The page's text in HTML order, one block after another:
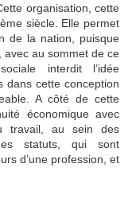
organisation, cette
siècle. Elle permet
de la nation, puisque
au sommet de ce
interdit l’idée
dans cette conception
A côté de cette
économique avec
travail, au sein des
statuts, qui sont
d’une profession, et